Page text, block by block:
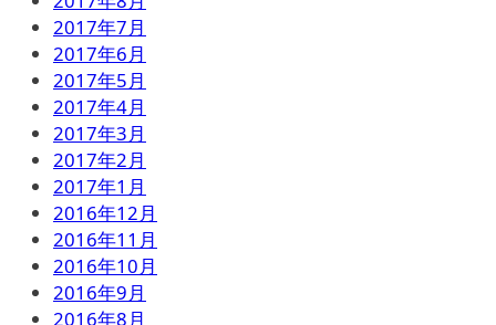
2017年7月
2017年6月
2017年5月
2017年4月
2017年3月
2017年2月
2017年1月
2016年12月
2016年11月
2016年10月
2016年9月
2016年8月